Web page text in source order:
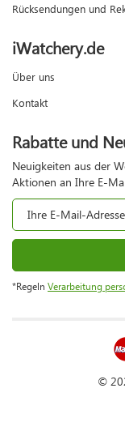
Rücksendungen und
iWatchery.de
Über uns
Kontakt
Rabatte und
Neuigkeiten aus der
Aktionen an Ihre E-
*Regeln Verarbeitung
©